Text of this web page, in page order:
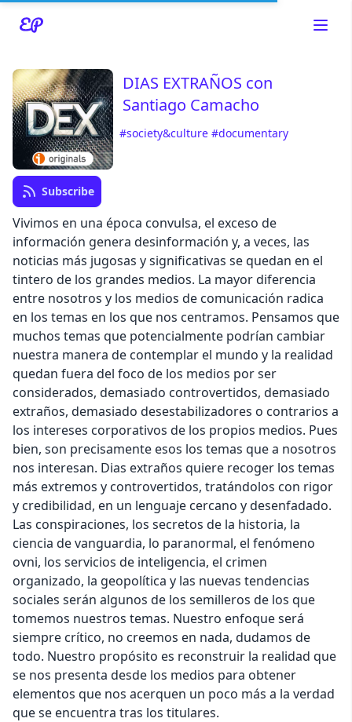
Read about our content policies
DIAS EXTRAÑOS con
Santiago Camacho
#society&culture #documentary
Subscribe
Vivimos en una época convulsa, el exceso de
información genera desinformación y, a veces, las
noticias más jugosas y significativas se quedan en el
tintero de los grandes medios. La mayor diferencia
entre nosotros y los medios de comunicación radica
en los temas en los que nos centramos. Pensamos que
muchos temas que potencialmente podrían cambiar
nuestra manera de contemplar el mundo y la realidad
quedan fuera del foco de los medios por ser
considerados, demasiado controvertidos, demasiado
extraños, demasiado desestabilizadores o contrarios a
los intereses corporativos de los propios medios. Pues
bien, son precisamente esos los temas que a nosotros
nos interesan. Dias extraños quiere recoger los temas
más extremos y controvertidos, tratándolos con rigor
y credibilidad, en un lenguaje cercano y desenfadado.
Las conspiraciones, los secretos de la historia, la
ciencia de vanguardia, lo paranormal, el fenómeno
ovni, los servicios de inteligencia, el crimen
organizado, la geopolítica y las nuevas tendencias
sociales serán algunos de los semilleros de los que
tomemos nuestros temas. Nuestro enfoque será
siempre crítico, no creemos en nada, dudamos de
todo. Nuestro propósito es reconstruir la realidad que
se nos presenta desde los medios para obtener
elementos que nos acerquen un poco más a la verdad
que se encuentra tras los titulares.
Cancel